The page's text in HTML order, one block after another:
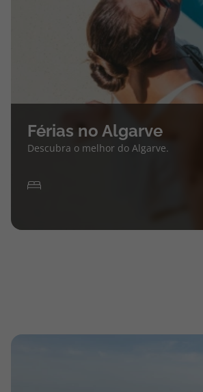
Férias no Algarve
Descubra o melhor do Algarve.